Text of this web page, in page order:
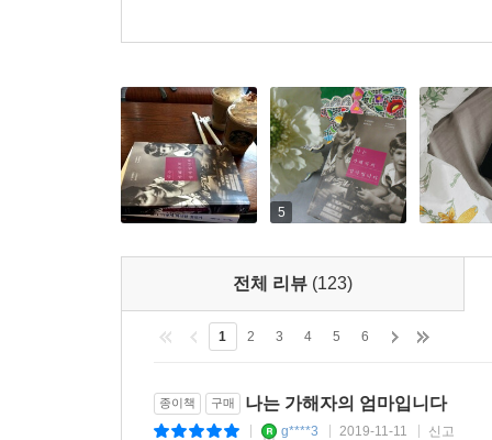
사람은 누구였고, 나는 왜 그를 사랑했나?(242)
한 친구가 이메일에 어떤 글을 옮겨 적어 보내준
채로 있는 것에 대해 인내심을 가지라.” 라이너
외국어로 쓰인 책처럼 여기고 그 자체로 사랑하
것이다. 모든 것을 경험하는 게 관건이다. 지금
경험하고 있음을 알게 된다.” 내 마음이 다시 내 아
파국으로 몰고간 힘이 뚜렷하게 보였다면 더 좋
콜럼바인의 ‘원인’이었을까? 폭력적 비디오게
수는 있다. 그렇지만 이들 가운데 어떤 것도, 아
5
전체 리뷰 (123)
1 2 3 4 5 6
종이책 구매 나는 가해자의 엄마입니다
g****3 2019-11-11 신고